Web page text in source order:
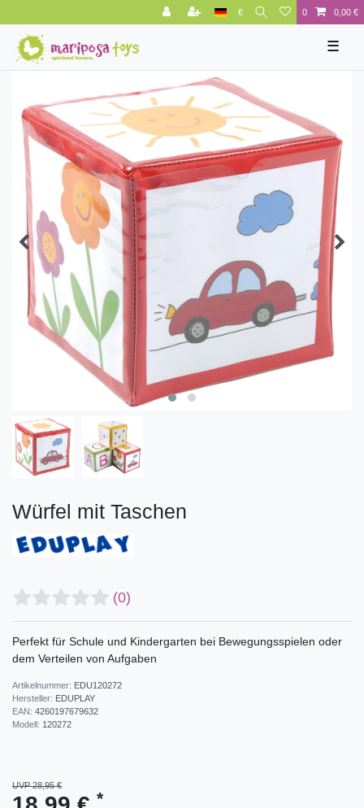
€ 0 0,00 €
☰
Würfel mit Taschen
(0)
Perfekt für Schule und Kindergarten bei Bewegungsspielen oder
dem Verteilen von Aufgaben
Artikelnummer: EDU120272
Hersteller: EDUPLAY
EAN: 4260197679632
Modell: 120272
UVP 28,95 €
*